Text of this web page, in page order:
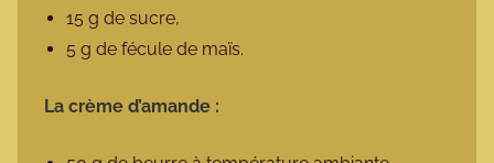
15 g de sucre,
5 g de fécule de maïs.
La crème d’amande :